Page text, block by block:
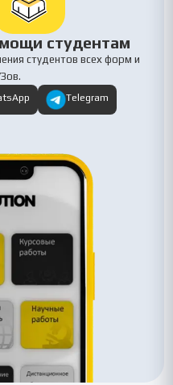
студентам
студентов всех форм и
Telegram